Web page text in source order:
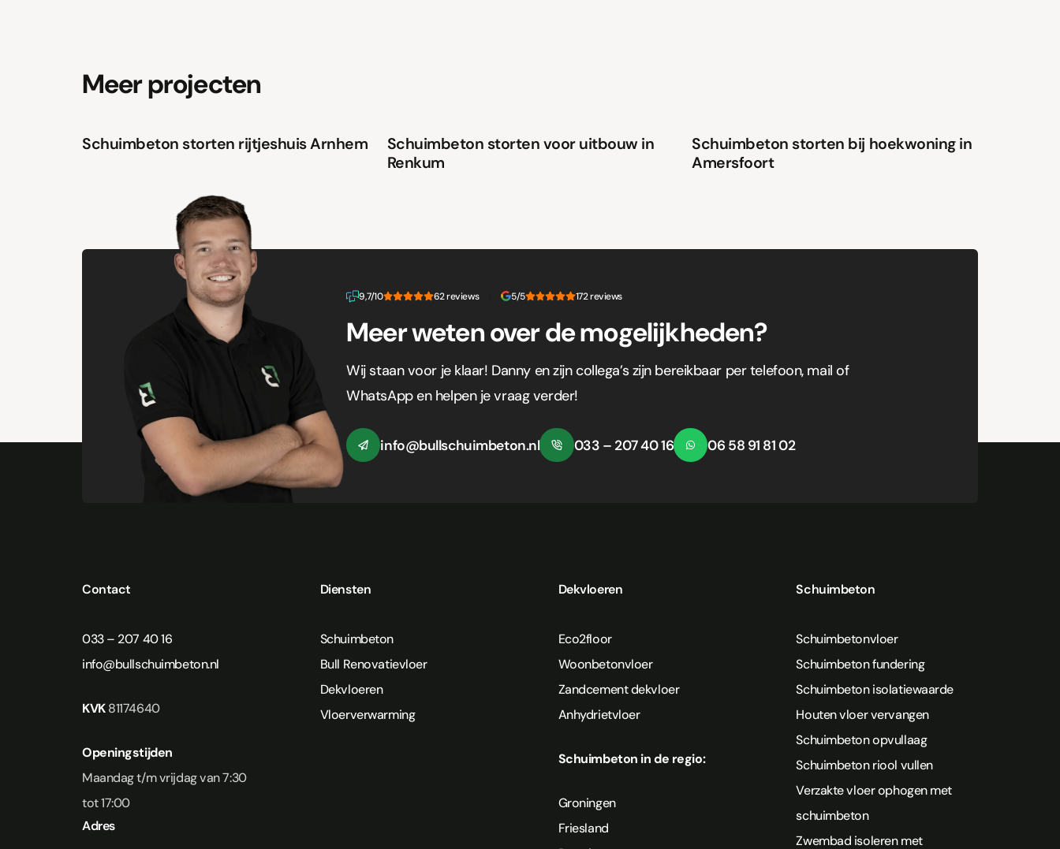
Meer projecten
Schuimbeton storten rijtjeshuis Arnhem
Schuimbeton storten voor uitbouw in
Renkum
Schuimbeton storten bij hoekwoning in
Amersfoort
9,7/10 62 reviews 5/5 172 reviews
Meer weten over de mogelijkheden?
Wij staan voor je klaar! Danny en zijn collega’s zijn bereikbaar per telefoon, mail of
WhatsApp en helpen je vraag verder!
info@bullschuimbeton.nl 033 – 207 40 16 06 58 91 81 02
Contact
033 – 207 40 16
info@bullschuimbeton.nl
KVK81174640
Openingstijden
Maandag t/m vrijdag van 7:30
tot 17:00
Adres
Diensten
Schuimbeton
Bull Renovatievloer
Dekvloeren
Vloerverwarming
Dekvloeren
Eco2floor
Woonbetonvloer
Zandcement dekvloer
Anhydrietvloer
Schuimbeton in de regio:
Groningen
Friesland
Schuimbeton
Schuimbetonvloer
Schuimbeton fundering
Schuimbeton isolatiewaarde
Houten vloer vervangen
Schuimbeton opvullaag
Schuimbeton riool vullen
Verzakte vloer ophogen met
schuimbeton
Zwembad isoleren met